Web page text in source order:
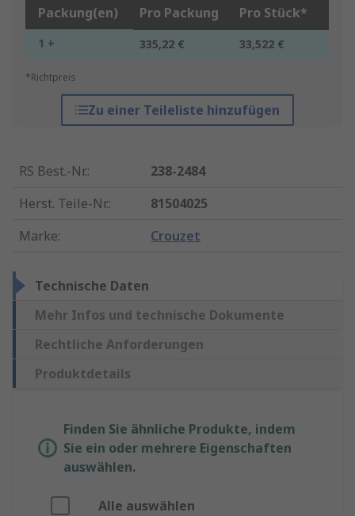
Packung(en) Pro Packung Pro Stück*
1 + 335,22 € 33,522 €
*Richtpreis
Zu einer Teileliste hinzufügen
RS Best.-Nr.:
238-2484
Herst. Teile-Nr.:
81504025
Marke: Crouzet
Technische Daten
Mehr Infos und technische Dokumente
Rechtliche Anforderungen
Produktdetails
Finden Sie ähnliche Produkte, indem
Sie ein oder mehrere Eigenschaften
auswählen.
Alle auswählen